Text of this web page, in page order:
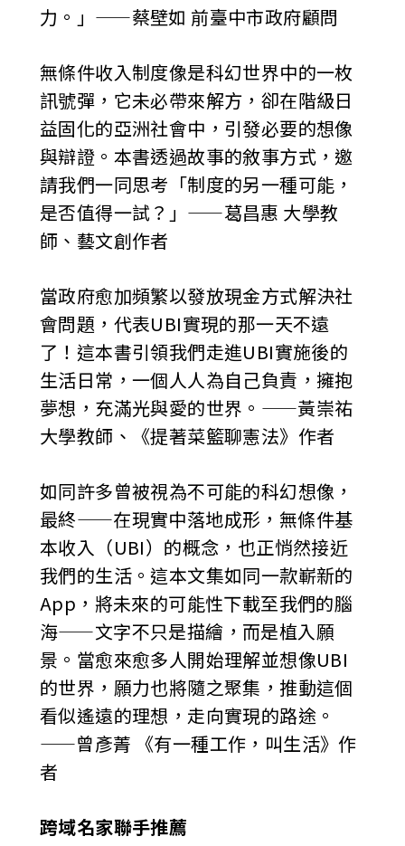
力。」——蔡壁如 前臺中市政府顧問
無條件收入制度像是科幻世界中的一枚
訊號彈，它未必帶來解方，卻在階級日
益固化的亞洲社會中，引發必要的想像
與辯證。本書透過故事的敘事方式，邀
請我們一同思考「制度的另一種可能，
是否值得一試？」——葛昌惠 大學教
師、藝文創作者
當政府愈加頻繁以發放現金方式解決社
會問題，代表UBI實現的那一天不遠
了！這本書引領我們走進UBI實施後的
生活日常，一個人人為自己負責，擁抱
夢想，充滿光與愛的世界。——黃崇祐
大學教師、《提著菜籃聊憲法》作者
如同許多曾被視為不可能的科幻想像，
最終——在現實中落地成形，無條件基
本收入（UBI）的概念，也正悄然接近
我們的生活。這本文集如同一款嶄新的
App，將未來的可能性下載至我們的腦
海——文字不只是描繪，而是植入願
景。當愈來愈多人開始理解並想像UBI
的世界，願力也將隨之聚集，推動這個
看似遙遠的理想，走向實現的路途。
——曾彥菁 《有一種工作，叫生活》作
者
跨域名家聯手推薦